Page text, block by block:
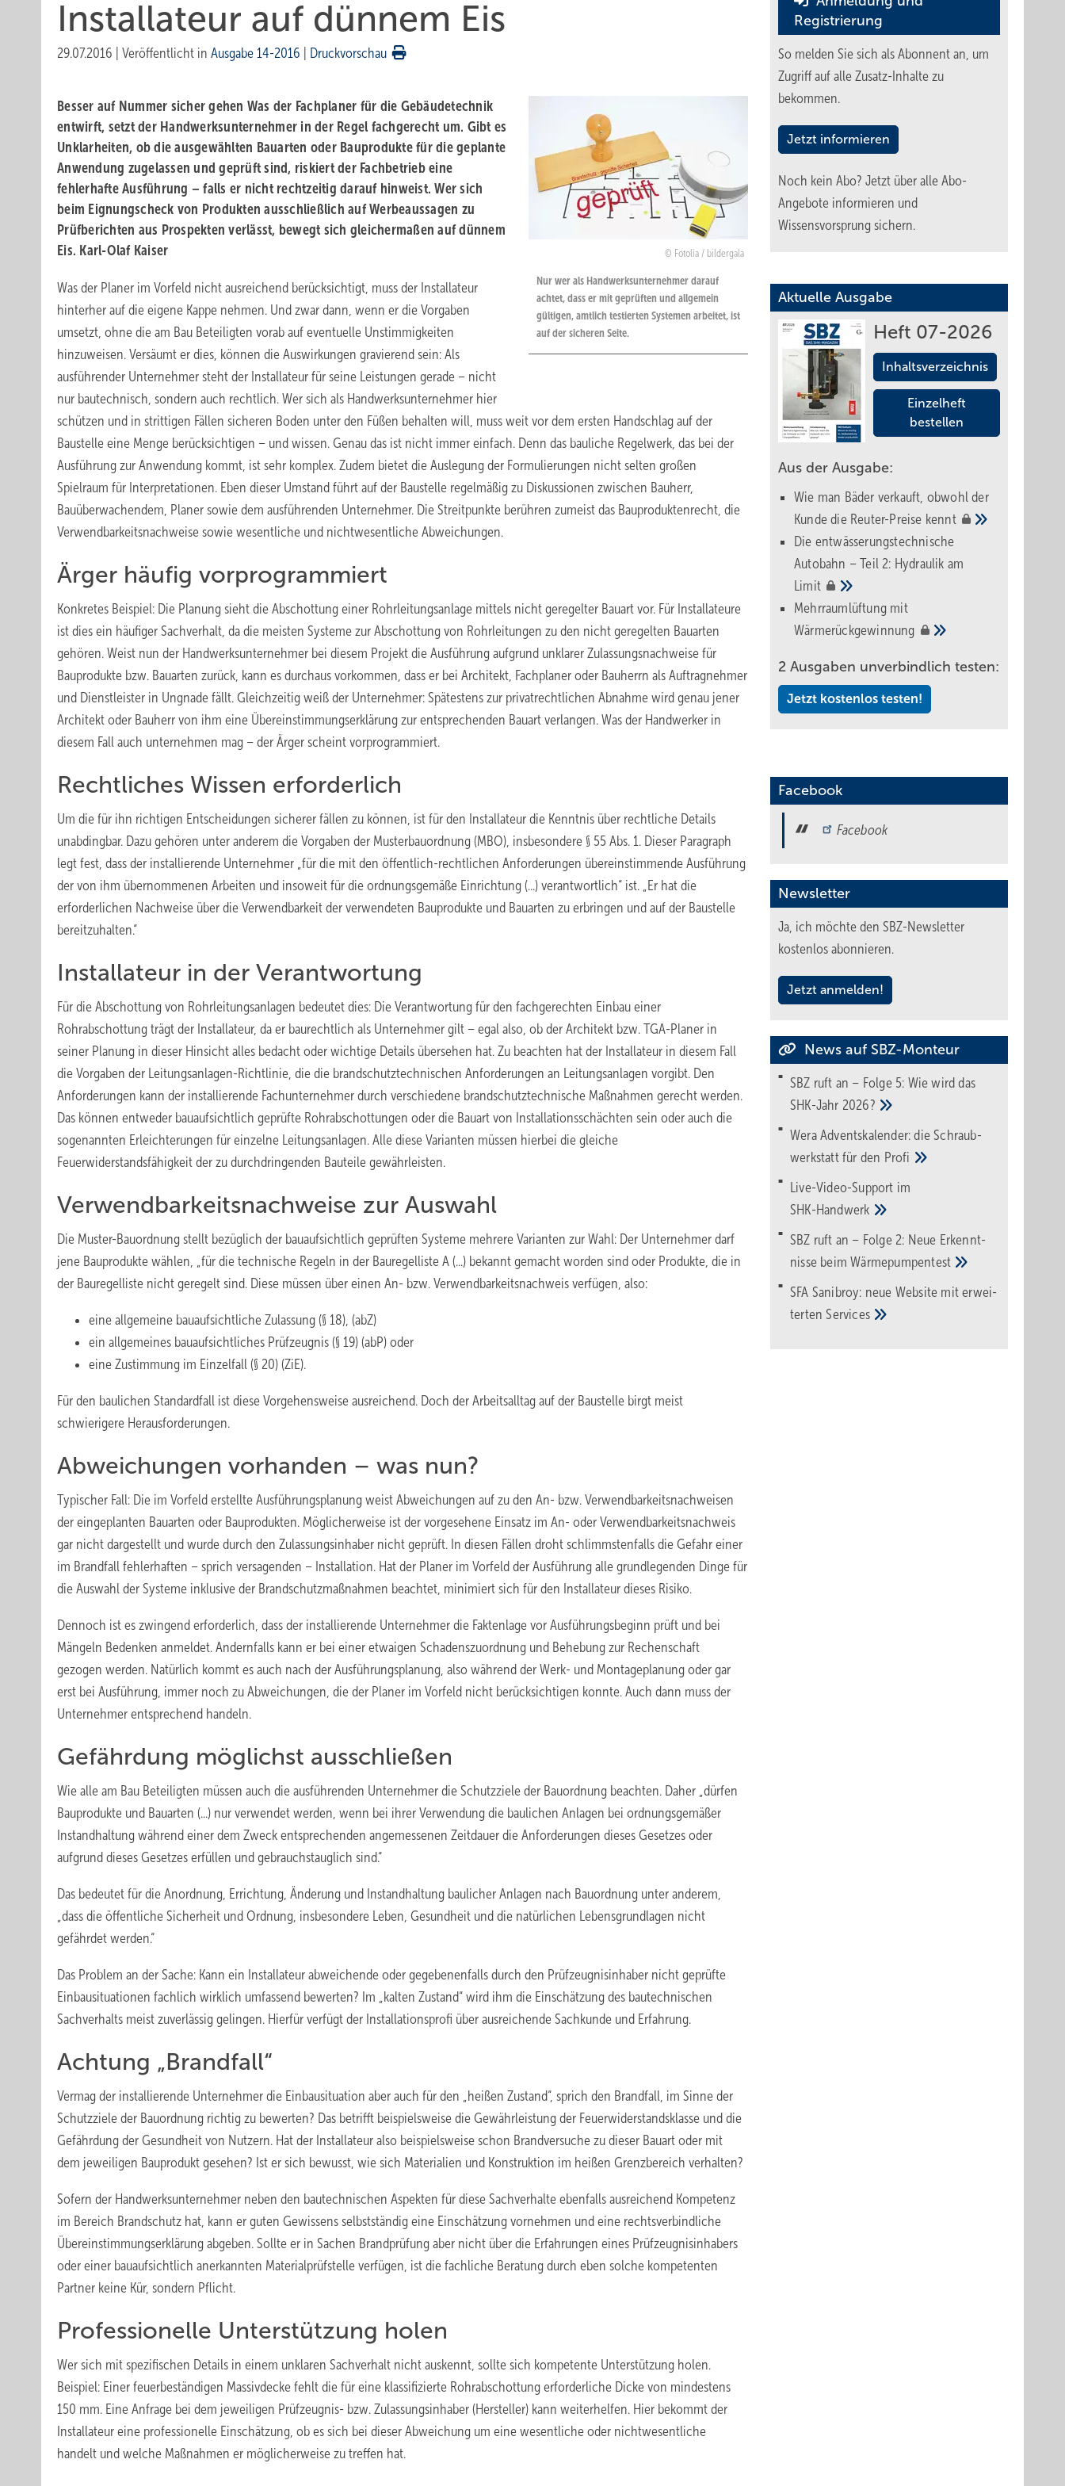
Installateur auf dünnem Eis
29.07.2016 Veröffentlicht in Ausgabe 14-2016 Druckvorschau
Fotolia / bildergala
Nur wer als Handwerksunternehmer darauf
achtet, dass er mit geprüften und allgemein
gültigen, amtlich testierten Systemen arbeitet, ist
auf der sicheren Seite.
Besser auf Nummer sicher gehen Was der Fachplaner für die Gebäudetechnik
entwirft, setzt der Handwerksunternehmer in der Regel fachgerecht um. Gibt es
Unklarheiten, ob die ausgewählten Bauarten oder Bauprodukte für die geplante
Anwendung zugelassen und geprüft sind, riskiert der Fachbetrieb eine
fehlerhafte Ausführung – falls er nicht rechtzeitig darauf hinweist. Wer sich
beim Eignungscheck von Produkten ausschließlich auf Werbeaussagen zu
Prüfberichten aus Prospekten verlässt, bewegt sich gleichermaßen auf dünnem
Eis. Karl-Olaf Kaiser
Was der Planer im Vorfeld nicht ausreichend berücksichtigt, muss der Installateur
hinterher auf die eigene Kappe nehmen. Und zwar dann, wenn er die Vorgaben
umsetzt, ohne die am Bau Beteiligten vorab auf eventuelle Unstimmigkeiten
hinzuweisen. Versäumt er dies, können die Auswirkungen gravierend sein: Als
ausführender Unternehmer steht der Installateur für seine Leistungen gerade – nicht
nur bautechnisch, sondern auch rechtlich. Wer sich als Handwerksunternehmer hier
schützen und in strittigen Fällen sicheren Boden unter den Füßen behalten will, muss weit vor dem ersten Handschlag auf der
Baustelle eine Menge berücksichtigen – und wissen. Genau das ist nicht immer einfach. Denn das bauliche Regelwerk, das bei der
Ausführung zur Anwendung kommt, ist sehr komplex. Zudem bietet die Auslegung der Formulierungen nicht selten großen
Spielraum für Interpretationen. Eben dieser Umstand führt auf der Baustelle regelmäßig zu Diskussionen zwischen Bauherr,
Bauüberwachendem, Planer sowie dem ausführenden Unternehmer. Die Streitpunkte berühren zumeist das Bauproduktenrecht, die
Verwendbarkeitsnachweise sowie wesentliche und nichtwesentliche Abweichungen.
Ärger häufig vorprogrammiert
Konkretes Beispiel: Die Planung sieht die Abschottung einer Rohrleitungsanlage mittels nicht geregelter Bauart vor. Für Installateure
ist dies ein häufiger Sachverhalt, da die meisten Systeme zur Abschottung von Rohrleitungen zu den nicht geregelten Bauarten
gehören. Weist nun der Handwerksunternehmer bei diesem Projekt die Ausführung aufgrund unklarer Zulassungsnachweise für
Bauprodukte bzw. Bauarten zurück, kann es durchaus vorkommen, dass er bei Architekt, Fachplaner oder Bauherrn als Auftragnehmer
und Dienstleister in Ungnade fällt. Gleichzeitig weiß der Unternehmer: Spätestens zur privatrechtlichen Abnahme wird genau jener
Architekt oder Bauherr von ihm eine Übereinstimmungserklärung zur entsprechenden Bauart verlangen. Was der Handwerker in
diesem Fall auch unternehmen mag – der Ärger scheint vorprogrammiert.
Rechtliches Wissen erforderlich
Um die für ihn richtigen Entscheidungen sicherer fällen zu können, ist für den Installateur die Kenntnis über rechtliche Details
unabdingbar. Dazu gehören unter anderem die Vorgaben der Musterbauordnung (MBO), insbesondere § 55 Abs. 1. Dieser Paragraph
legt fest, dass der installierende Unternehmer „für die mit den öffentlich-rechtlichen Anforderungen übereinstimmende Ausführung
der von ihm übernommenen Arbeiten und insoweit für die ordnungsgemäße Einrichtung (...) verantwortlich“ ist. „Er hat die
erforderlichen Nachweise über die Verwendbarkeit der verwendeten Bauprodukte und Bauarten zu erbringen und auf der Baustelle
bereitzuhalten.“
Installateur in der Verantwortung
Für die Abschottung von Rohrleitungsanlagen bedeutet dies: Die Verantwortung für den fachgerechten Einbau einer
Rohrabschottung trägt der Installateur, da er baurechtlich als Unternehmer gilt – egal also, ob der Architekt bzw. TGA-Planer in
seiner Planung in dieser Hinsicht alles bedacht oder wichtige Details übersehen hat. Zu beachten hat der Installateur in diesem Fall
die Vorgaben der Leitungsanlagen-Richtlinie, die die brandschutztechnischen Anforderungen an Leitungsanlagen vorgibt. Den
Anforderungen kann der installierende Fachunternehmer durch verschiedene brandschutztechnische Maßnahmen gerecht werden.
Das können entweder bauaufsichtlich geprüfte Rohrabschottungen oder die Bauart von Installationsschächten sein oder auch die
sogenannten Erleichterungen für einzelne Leitungsanlagen. Alle diese Varianten müssen hierbei die gleiche
Feuerwiderstandsfähigkeit der zu durchdringenden Bauteile gewährleisten.
Verwendbarkeitsnachweise zur Auswahl
Die Muster-Bauordnung stellt bezüglich der bauaufsichtlich geprüften Systeme mehrere Varianten zur Wahl: Der Unternehmer darf
jene Bauprodukte wählen, „für die technische Regeln in der Bauregelliste A (...) bekannt gemacht worden sind oder Produkte, die in
der Bauregelliste nicht geregelt sind. Diese müssen über einen An- bzw. Verwendbarkeitsnachweis verfügen, also:
eine allgemeine bauaufsichtliche Zulassung (§ 18), (abZ)
ein allgemeines bauaufsichtliches Prüfzeugnis (§ 19) (abP) oder
eine Zustimmung im Einzelfall (§ 20) (ZiE).
Für den baulichen Standardfall ist diese Vorgehensweise ausreichend. Doch der Arbeitsalltag auf der Baustelle birgt meist
schwierigere Herausforderungen.
Abweichungen vorhanden – was nun?
Typischer Fall: Die im Vorfeld erstellte Ausführungsplanung weist Abweichungen auf zu den An- bzw. Verwendbarkeitsnachweisen
der eingeplanten Bauarten oder Bauprodukten. Möglicherweise ist der vorgesehene Einsatz im An- oder Verwendbarkeitsnachweis
gar nicht dargestellt und wurde durch den Zulassungsinhaber nicht geprüft. In diesen Fällen droht schlimmstenfalls die Gefahr einer
im Brandfall fehlerhaften – sprich versagenden – Installation. Hat der Planer im Vorfeld der Ausführung alle grundlegenden Dinge für
die Auswahl der Systeme inklusive der Brandschutzmaßnahmen beachtet, minimiert sich für den Installateur dieses Risiko.
Dennoch ist es zwingend erforderlich, dass der installierende Unternehmer die Faktenlage vor Ausführungsbeginn prüft und bei
Mängeln Bedenken anmeldet. Andernfalls kann er bei einer etwaigen Schadenszuordnung und Behebung zur Rechenschaft
gezogen werden. Natürlich kommt es auch nach der Ausführungsplanung, also während der Werk- und Montageplanung oder gar
erst bei Ausführung, immer noch zu Abweichungen, die der Planer im Vorfeld nicht berücksichtigen konnte. Auch dann muss der
Unternehmer entsprechend handeln.
Gefährdung möglichst ausschließen
Wie alle am Bau Beteiligten müssen auch die ausführenden Unternehmer die Schutzziele der Bauordnung beachten. Daher „dürfen
Bauprodukte und Bauarten (...) nur verwendet werden, wenn bei ihrer Verwendung die baulichen Anlagen bei ordnungsgemäßer
Instandhaltung während einer dem Zweck entsprechenden angemessenen Zeitdauer die Anforderungen dieses Gesetzes oder
aufgrund dieses Gesetzes erfüllen und gebrauchstauglich sind.“
Das bedeutet für die Anordnung, Errichtung, Änderung und Instandhaltung baulicher Anlagen nach Bauordnung unter anderem,
„dass die öffentliche Sicherheit und Ordnung, insbesondere Leben, Gesundheit und die natürlichen Lebensgrundlagen nicht
gefährdet werden.“
Das Problem an der Sache: Kann ein Installateur abweichende oder gegebenenfalls durch den Prüfzeugnisinhaber nicht geprüfte
Einbausituationen fachlich wirklich umfassend bewerten? Im „kalten Zustand“ wird ihm die Einschätzung des bautechnischen
Sachverhalts meist zuverlässig gelingen. Hierfür verfügt der Installationsprofi über ausreichende Sachkunde und Erfahrung.
Achtung „Brandfall“
Vermag der installierende Unternehmer die Einbausituation aber auch für den „heißen Zustand“, sprich den Brandfall, im Sinne der
Schutzziele der Bauordnung richtig zu bewerten? Das betrifft beispielsweise die Gewährleistung der Feuerwiderstandsklasse und die
Gefährdung der Gesundheit von Nutzern. Hat der Installateur also beispielsweise schon Brandversuche zu dieser Bauart oder mit
dem jeweiligen Bauprodukt gesehen? Ist er sich bewusst, wie sich Materialien und Konstruktion im heißen Grenzbereich verhalten?
Sofern der Handwerksunternehmer neben den bautechnischen Aspekten für diese Sachverhalte ebenfalls ausreichend Kompetenz
im Bereich Brandschutz hat, kann er guten Gewissens selbstständig eine Einschätzung vornehmen und eine rechtsverbindliche
Übereinstimmungserklärung abgeben. Sollte er in Sachen Brandprüfung aber nicht über die Erfahrungen eines Prüfzeugnisinhabers
oder einer bauaufsichtlich anerkannten Materialprüfstelle verfügen, ist die fachliche Beratung durch eben solche kompetenten
Partner keine Kür, sondern Pflicht.
Professionelle Unterstützung holen
Wer sich mit spezifischen Details in einem unklaren Sachverhalt nicht auskennt, sollte sich kompetente Unterstützung holen.
Beispiel: Einer feuerbeständigen Massivdecke fehlt die für eine klassifizierte Rohrabschottung erforderliche Dicke von mindestens
150 mm. Eine Anfrage bei dem jeweiligen Prüfzeugnis- bzw. Zulassungsinhaber (Hersteller) kann weiterhelfen. Hier bekommt der
Installateur eine professionelle Einschätzung, ob es sich bei dieser Abweichung um eine wesentliche oder nichtwesentliche
handelt und welche Maßnahmen er möglicherweise zu treffen hat.
Registrierung
So melden Sie sich als Abonnent an, um
Zugriff auf alle Zusatz-Inhalte zu
bekommen.
Jetzt informieren
Noch kein Abo? Jetzt über alle Abo-
Angebote informieren und
Wissensvorsprung sichern.
Aktuelle Ausgabe
Heft 07-2026
Inhaltsverzeichnis
Einzelheft
bestellen
Aus der Ausgabe:
Wie man Bäder verkauft, obwohl der
Kunde die Reuter-Preise kennt
Die entwässerungstechnische
Autobahn – Teil 2: Hydraulik am
Limit
Mehrraumlüftung mit
Wärmerückgewinnung
2 Ausgaben unverbindlich testen:
Jetzt kostenlos testen!
Facebook
Facebook
Newsletter
Ja, ich möchte den SBZ-Newsletter
kostenlos abonnieren.
Jetzt anmelden!
News auf SBZ-Monteur
SBZ ruft an – Folge 5: Wie wird das
SHK-Jahr 2026?
Wera Adventskalender: die Schraub­
werk­statt für den Pro­fi
Live-Video-Support im
SHK-Handwerk
SBZ ruft an – Folge 2: Neue Erkennt­
nisse beimWärme­pumpen­test
SFA Sanibroy: neue Web­site mit erwei­
tertenServices